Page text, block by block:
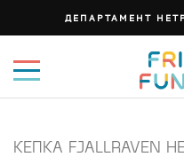
ДЕПАРТАМЕНТ
КЕПКА FJALLRAVEN